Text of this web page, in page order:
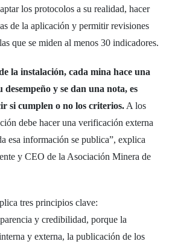
los protocolos a su realidad, hacer
de la aplicación y permitir revisiones
que se miden al menos 30 indicadores.
la instalación, cada mina hace una
desempeño y se dan una nota, es
si cumplen o no los criterios.A los
debe hacer una verificación externa
esa información se publica”, explica
y CEO de la Asociación Minera de
tres principios clave:
y credibilidad, porque la
y externa, la publicación de los